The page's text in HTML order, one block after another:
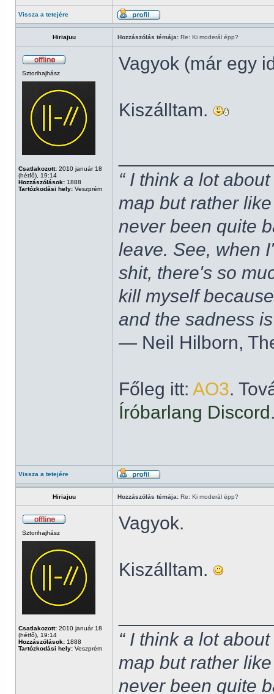
Vissza a tetejére
Hiriajuu Hozzászólás témája: Re: Ki moderál épp?
Sztorihajhász
Csatlakozott: 2010 január 18
(hétfő), 19:14
Hozzászólások: 1888
Tartózkodási hely: Veszprém
Vagyok (már egy
Kiszálltam.
“ I think a lot
map but rather
never been quite
leave. See, when
shit, there's so
kill myself
and the sadness
― Neil Hilborn,
Főleg itt: AO3.
Íróbarlang Discord
Vissza a tetejére
Hiriajuu Hozzászólás témája: Re: Ki moderál épp?
Sztorihajhász
Csatlakozott: 2010 január 18
(hétfő), 19:14
Hozzászólások: 1888
Tartózkodási hely: Veszprém
Vagyok.
Kiszálltam.
“ I think a lot
map but rather
never been quite